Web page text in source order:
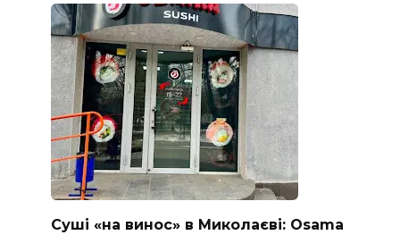
Суші «на винос» в Миколаєві: Osama